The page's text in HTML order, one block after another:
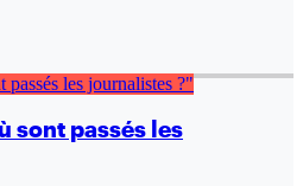
sont passés les